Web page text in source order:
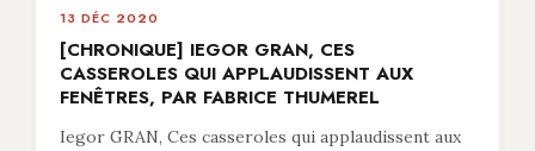
13 DÉC 2020
[CHRONIQUE] IEGOR GRAN, CES
CASSEROLES QUI APPLAUDISSENT AUX
FENÊTRES, PAR FABRICE THUMEREL
Iegor GRAN, Ces casseroles qui applaudissent aux